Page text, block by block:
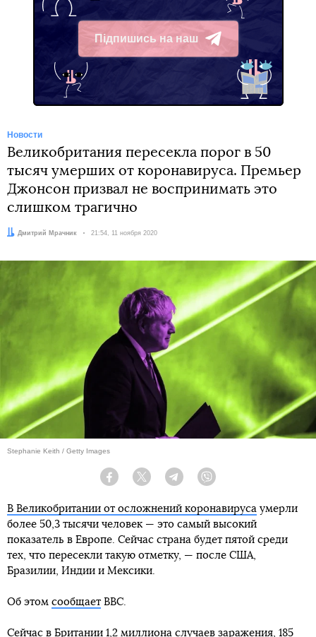
Підпишись на наш
Telegram
Новости
Великобритания пересекла порог в 50
тысяч умерших от коронавируса. Премьер
Джонсон призвал не воспринимать это
слишком трагично
Автор:
Дмитрий Мрачник Дата:
21:54, 11 ноября 2020
Stephanie Keith / Getty Images
Facebook Twitter Telegram
В Великобритании от осложнений коронавируса умерли
более 50,3 тысячи человек — это самый высокий
показатель в Европе. Сейчас страна будет пятой среди
тех, что пересекли такую отметку, — после США,
Бразилии, Индии и Мексики.
Об этом сообщает BBC.
Сейчас в Британии 1,2 миллиона случаев заражения, 185